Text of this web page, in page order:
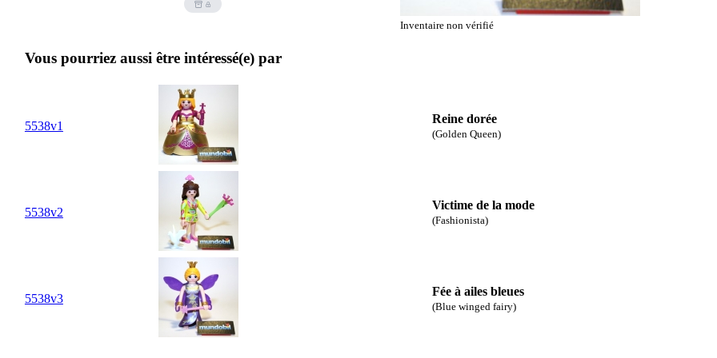
Inventaire non vérifié
Vous pourriez aussi être intéressé(e) par
5538v1
Reine dorée
(Golden Queen)
5538v2
Victime de la mode
(Fashionista)
5538v3
Fée à ailes bleues
(Blue winged fairy)